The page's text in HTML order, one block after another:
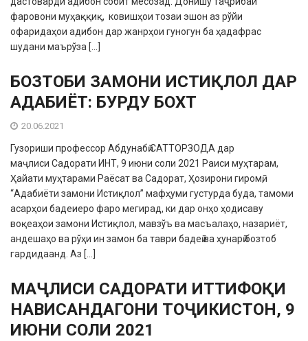
фаровони муҳаққиқ, ковишҳои тозаи эшон аз рўйи
офаридаҳои адибон дар жанрҳои гуногун ба ҳадафрас
шудани маърўза […]
БОЗТОБИ ЗАМОНИ ИСТИҚЛОЛ ДАР
АДАБИЁТ: БУРДУ БОХТ
20.06.2021
Гузориши профессор Абдунабӣ САТТОРЗОДА дар
маҷлиси Садорати ИНТ, 9 июни соли 2021 Раиси муҳтарам,
Ҳайати муҳтарами Раёсат ва Садорат, Ҳозирони гиромӣ,
“Адабиёти замони Истиқлол” мафҳуми густурда буда, тамоми
асарҳои бадеиеро фаро мегирад, ки дар онҳо ҳодисаву
воқеаҳои замони Истиқлол, мавзўъ ва масъалаҳо, назариёт,
андешаҳо ва рўҳи ин замон ба таври бадеӣ ва ҳунарӣ бозтоб
гардидаанд. Аз […]
МАҶЛИСИ САДОРАТИ ИТТИФОҚИ
НАВИСАНДАГОНИ ТОҶИКИСТОН, 9
ИЮНИ СОЛИ 2021